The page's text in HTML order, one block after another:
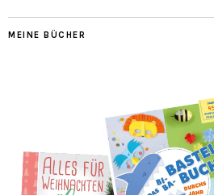
MEINE BÜCHER